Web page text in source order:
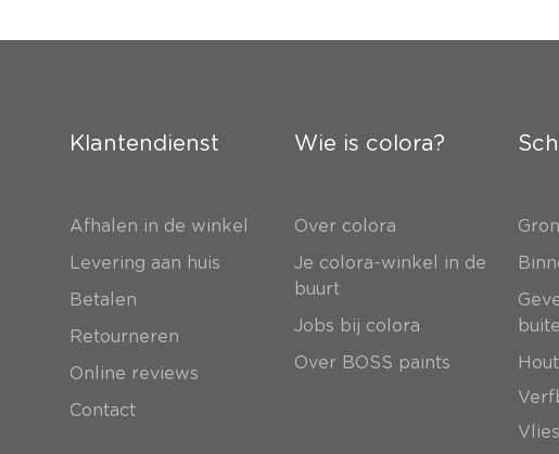
Klantendienst
Afhalen in de winkel
Levering aan huis
Betalen
Retourneren
Online reviews
Contact
Wie is colora?
Over colora
Je colora-winkel in de
buurt
Jobs bij colora
Over BOSS paints